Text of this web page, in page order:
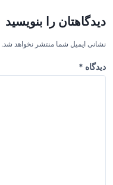
ن
و
ش
ت
دیدگاهتان را بنویسید
نشانی ایمیل شما منتشر نخواهد شد.
دیدگاه *